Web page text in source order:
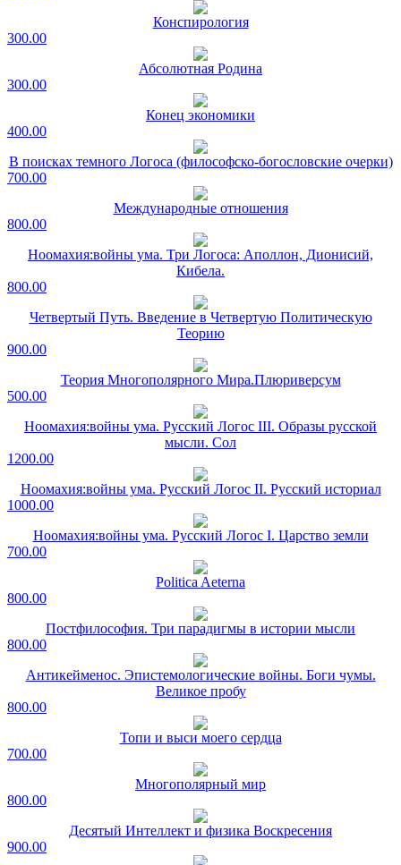
Конспирология
300.00
Абсолютная Родина
300.00
Конец экономики
400.00
В поисках темного Логоса (философско-богословские очерки)
700.00
Международные отношения
800.00
Ноомахия:войны ума. Три Логоса: Аполлон, Дионисий,
Кибела.
800.00
Четвертый Путь. Введение в Четвертую Политическую
Теорию
900.00
Теория Многополярного Мира.Плюриверсум
500.00
Ноомахия:войны ума. Русский Логос III. Образы русской
мысли. Сол
1200.00
Ноомахия:войны ума. Русский Логос II. Русский историал
1000.00
Ноомахия:войны ума. Русский Логос I. Царство земли
700.00
Politica Aeterna
800.00
Постфилософия. Три парадигмы в истории мысли
800.00
Антикейменос. Эпистемологические войны. Боги чумы.
Великое пробу
800.00
Топи и выси моего сердца
700.00
Многополярный мир
800.00
Десятый Интеллект и физика Воскресения
900.00